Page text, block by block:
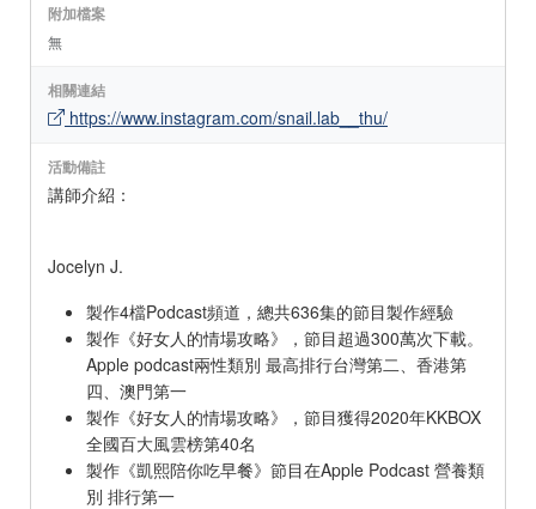
附加檔案
無
相關連結
https://www.instagram.com/snail.lab__thu/
活動備註
講師介紹：
Jocelyn J.
製作4檔Podcast頻道，總共636集的節目製作經驗
製作《好女人的情場攻略》，節目超過300萬次下載。
Apple podcast兩性類別 最高排行台灣第二、香港第
四、澳門第一
製作《好女人的情場攻略》，節目獲得2020年KKBOX
全國百大風雲榜第40名
製作《凱熙陪你吃早餐》節目在Apple Podcast 營養類
別 排行第一